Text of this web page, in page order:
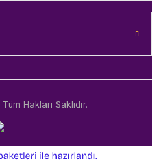
Hakları Saklıdır.
e-